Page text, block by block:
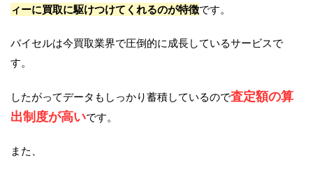
ィーに買取に駆けつけてくれるのが特徴です。
バイセルは今買取業界で圧倒的に成長しているサービスで
す。
したがってデータもしっかり蓄積しているので査定額の算
出制度が高いです。
また、